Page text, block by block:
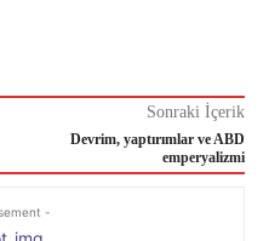
Sonraki İçerik
Devrim, yaptırımlar ve ABD
emperyalizmi
-